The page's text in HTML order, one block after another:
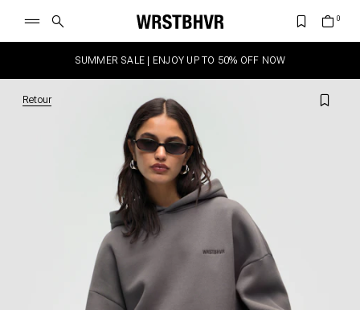
SUMMER SALE | ENJOY UP TO 50% OFF NOW
Retour